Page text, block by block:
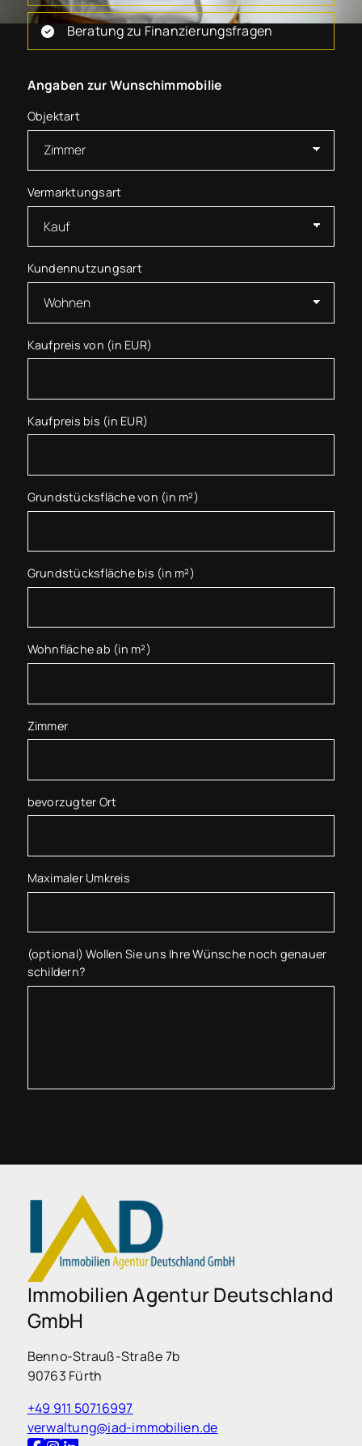
Beratung zu Finanzierungsfragen
Angaben zur Wunschimmobilie
Objektart
Vermarktungsart
Kundennutzungsart
Kaufpreis von (in EUR)
Kaufpreis bis (in EUR)
Grundstücksfläche von (in m²)
Grundstücksfläche bis (in m²)
Wohnfläche ab (in m²)
Zimmer
bevorzugter Ort
Maximaler Umkreis
(optional) Wollen Sie uns Ihre Wünsche noch genauer
schildern?
Immobilien Agentur Deutschland
GmbH
Benno-Strauß-Straße 7b
90763 Fürth
+49 911 50716997
verwaltung@iad-immobilien.de